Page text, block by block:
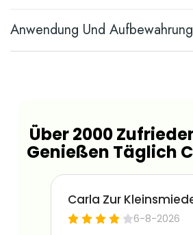
Anwendung Und Aufbewahrung
Über 2000
Genießen Täglich